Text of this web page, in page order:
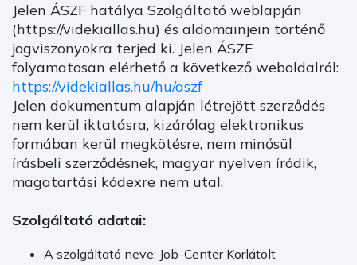
Jelen ÁSZF hatálya Szolgáltató weblapján
(https://videkiallas.hu) és aldomainjein történő
jogviszonyokra terjed ki. Jelen ÁSZF
folyamatosan elérhető a következő weboldalról:
https://videkiallas.hu/hu/aszf
Jelen dokumentum alapján létrejött szerződés
nem kerül iktatásra, kizárólag elektronikus
formában kerül megkötésre, nem minősül
írásbeli szerződésnek, magyar nyelven íródik,
magatartási kódexre nem utal.
Szolgáltató adatai:
A szolgáltató neve: Job-Center Korlátolt